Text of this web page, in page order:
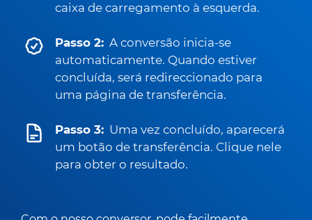
caixa de carregamento à esquerda.
Passo 2: A conversão inicia-se
automaticamente. Quando estiver
concluída, será redireccionado para
uma página de transferência.
Passo 3: Uma vez concluído, aparecerá
um botão de transferência. Clique nele
para obter o resultado.